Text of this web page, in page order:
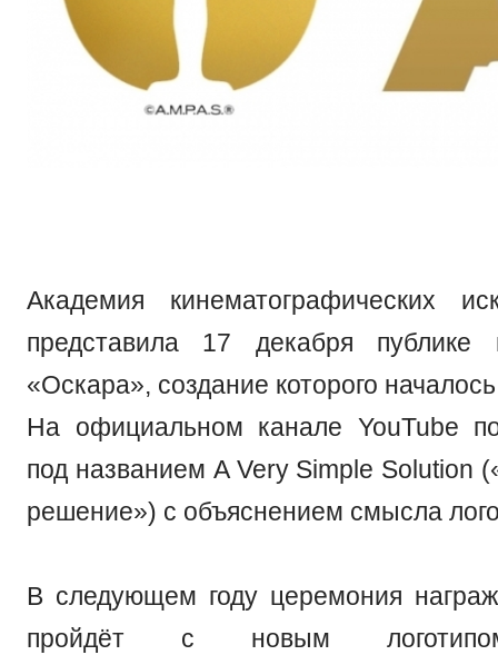
Академия кинематографических
представила 17 декабря публике
«Оскара», создание которого
На официальном канале YouTube
под названием A Very Simple Solution
решение») с объяснением смысла
В следующем году церемония
пройдёт с новым